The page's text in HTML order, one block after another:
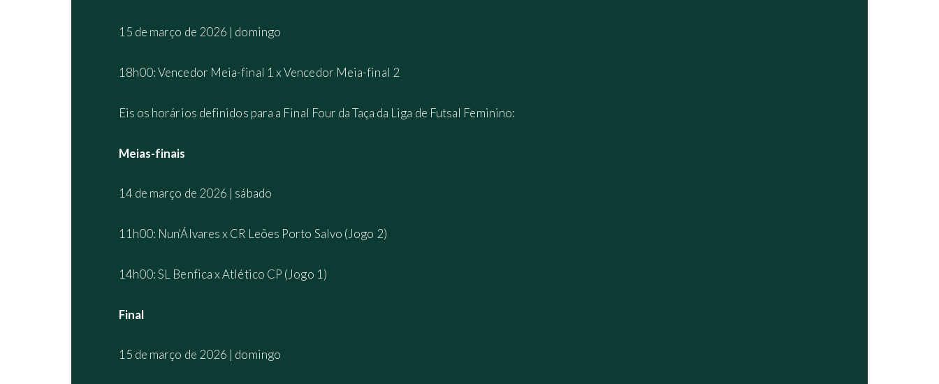
15 de março de 2026 | domingo
18h00: Vencedor Meia-final 1 x Vencedor Meia-final 2
Eis os horários definidos para a Final Four da Taça da Liga de Futsal Feminino:
Meias-finais
14 de março de 2026 | sábado
11h00: Nun'Álvares x CR Leões Porto Salvo (Jogo 2)
14h00: SL Benfica x Atlético CP (Jogo 1)
Final
15 de março de 2026 | domingo